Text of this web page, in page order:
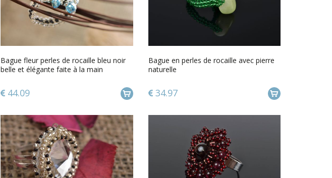
Bague fleur perles de rocaille bleu noir
belle et élégante faite à la main
44.09
Bague en perles de rocaille avec pierre
naturelle
34.97